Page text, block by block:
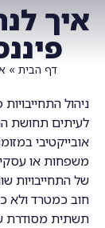
איך
דף הבית »
ניהול
לעיתים תחושת
אובייקטיבי
משפחות או
של התחייבויות
חוב כמטרד ולא
תשתית מסודרת